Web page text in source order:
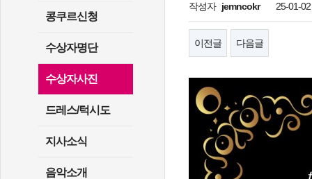
콩쿠르신청
수상자명단
수상자사진
드레스/턱시도
지사소식
음악소개
작성자 jemncokr 25-01-
이전글 다음글